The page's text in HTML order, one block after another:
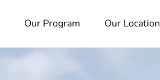
Our Program Our Location